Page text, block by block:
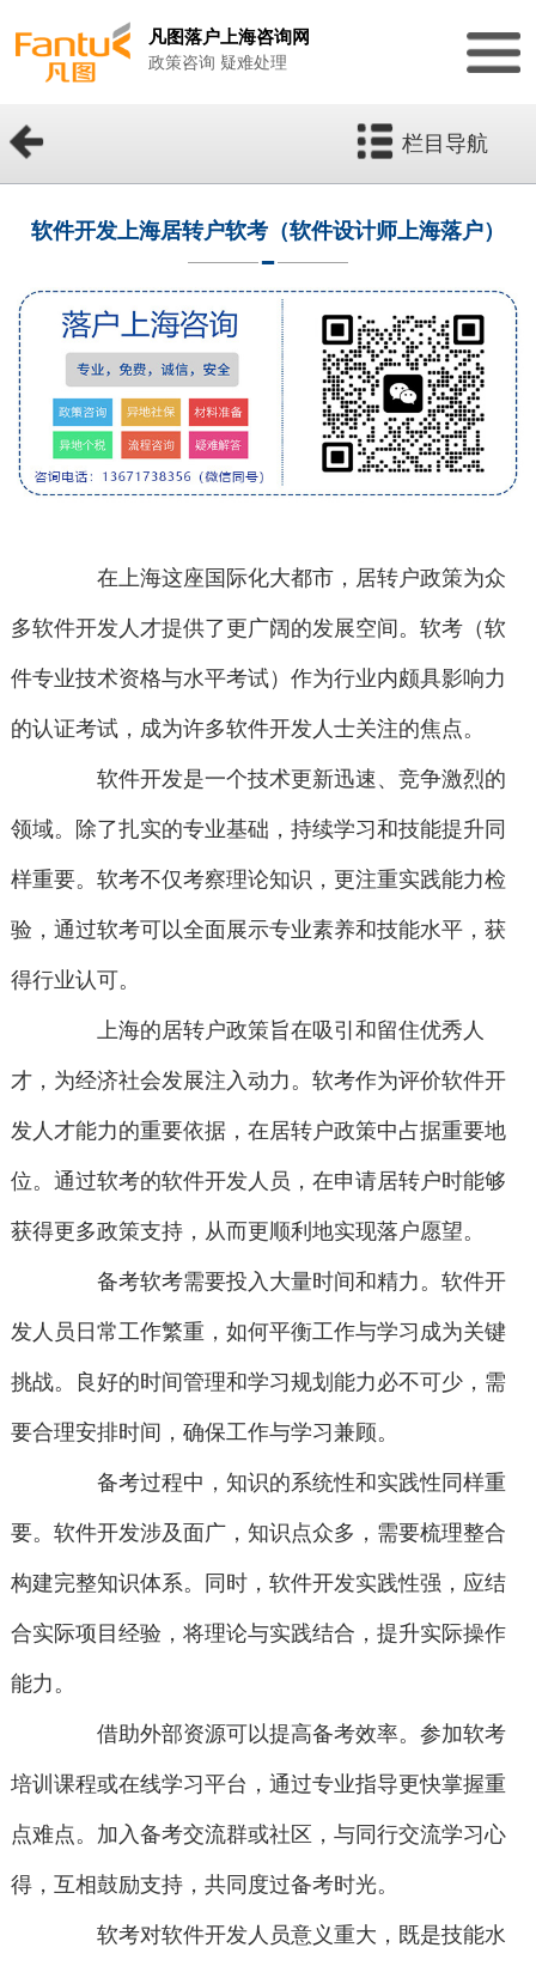
凡图落户上海咨询网
政策咨询 疑难处理
栏目导航
软件开发上海居转户软考（软件设计师上海落户）
在上海这座国际化大都市，居转户政策为众
多软件开发人才提供了更广阔的发展空间。软考（软
件专业技术资格与水平考试）作为行业内颇具影响力
的认证考试，成为许多软件开发人士关注的焦点。
软件开发是一个技术更新迅速、竞争激烈的
领域。除了扎实的专业基础，持续学习和技能提升同
样重要。软考不仅考察理论知识，更注重实践能力检
验，通过软考可以全面展示专业素养和技能水平，获
得行业认可。
上海的居转户政策旨在吸引和留住优秀人
才，为经济社会发展注入动力。软考作为评价软件开
发人才能力的重要依据，在居转户政策中占据重要地
位。通过软考的软件开发人员，在申请居转户时能够
获得更多政策支持，从而更顺利地实现落户愿望。
备考软考需要投入大量时间和精力。软件开
发人员日常工作繁重，如何平衡工作与学习成为关键
挑战。良好的时间管理和学习规划能力必不可少，需
要合理安排时间，确保工作与学习兼顾。
备考过程中，知识的系统性和实践性同样重
要。软件开发涉及面广，知识点众多，需要梳理整合
构建完整知识体系。同时，软件开发实践性强，应结
合实际项目经验，将理论与实践结合，提升实际操作
能力。
借助外部资源可以提高备考效率。参加软考
培训课程或在线学习平台，通过专业指导更快掌握重
点难点。加入备考交流群或社区，与同行交流学习心
得，互相鼓励支持，共同度过备考时光。
软考对软件开发人员意义重大，既是技能水